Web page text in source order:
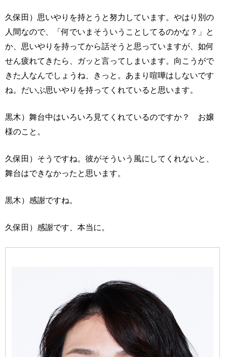
久保田）思いやりを持とうと努力しています。やはり別の
人間なので、「何でいまそういうことしてるのかな？」と
か、思いやりを持ってから話そうと思っていますが、如何
せん疲れてきたら、ガッと言ってしまいます。向こうがで
きた人なんでしょうね、きっと。あまり喧嘩はしないです
ね。だいぶ思いやりを持ってくれていると思います。
黒木）舞台中はいろいろ見てくれているのですか？ お嬢
様のこと。
久保田）そうですね。彼がそういう風にしてくれないと、
舞台はできなかったと思います。
黒木）感謝ですね。
久保田）感謝です、本当に。